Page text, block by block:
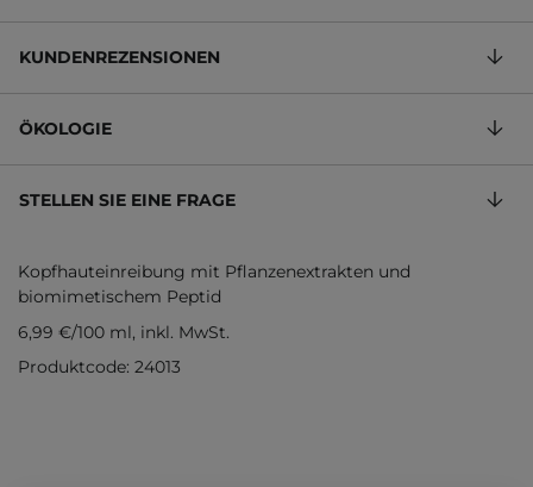
KUNDENREZENSIONEN
ÖKOLOGIE
STELLEN SIE EINE FRAGE
Kopfhauteinreibung mit Pflanzenextrakten und
biomimetischem Peptid
6,99 €/100 ml, inkl. MwSt.
Produktcode: 24013